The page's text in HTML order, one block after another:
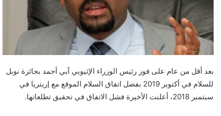
بعد أقل من عام على فوز رئيس الوزراء الإثيوبي آبي أحمد بجائزة نوبل
للسلام في أكتوبر 2019 بفضل اتفاق السلام الموقع مع إريتريا في
سبتمبر 2018، أعلنت الأخيرة فشل الاتفاق في تحقيق تطلعاتها.